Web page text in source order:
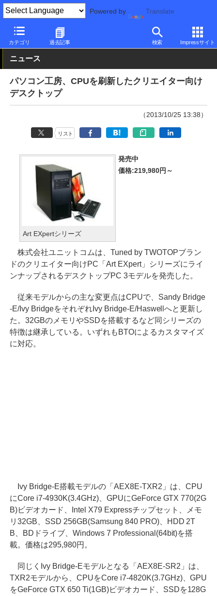
Powered by Translate
カテゴリ 過去記事 検索 Impressサイト
PC Watch パソコン/タブレット/スマートフォン デスクトップパ
ニュース
パソコン工房、CPUを刷新したクリエイター向け
デスクトップ
（2013/10/25 13:38）
リスト
Art EXpertシリーズ
発売中
価格:219,980円～
株式会社ユニットコムは、Tuned by TWOTOPブラン
ドのクリエイター向けPC「Art EXpert」シリーズにライ
ンナップされるデスクトップPC 3モデルを発売した。
従来モデルからの主な変更点はCPUで、Sandy Bridge
-E/Ivy BridgeをそれぞれIvy Bridge-E/Haswellへと更新し
た。32GBのメモリやSSDを搭載するなど同シリーズの
特徴は継承している。いずれもBTOによるカスタマイズ
に対応。
Ivy Bridge-E搭載モデルの「AEX8E-TXR2」は、CPU
にCore i7-4930K(3.4GHz)、GPUにGeForce GTX 770(2G
B)ビデオカード、Intel X79 Expressチップセット、メモ
リ32GB、SSD 256GB(Samsung 840 PRO)、HDD 2T
B、BDドライブ、Windows 7 Professional(64bit)を搭
載。価格は295,980円。
同じくIvy Bridge-Eモデルとなる「AEX8E-SR2」は、
TXR2モデルから、CPUをCore i7-4820K(3.7GHz)、GPU
をGeForce GTX 650 Ti(1GB)ビデオカード、SSDを128G